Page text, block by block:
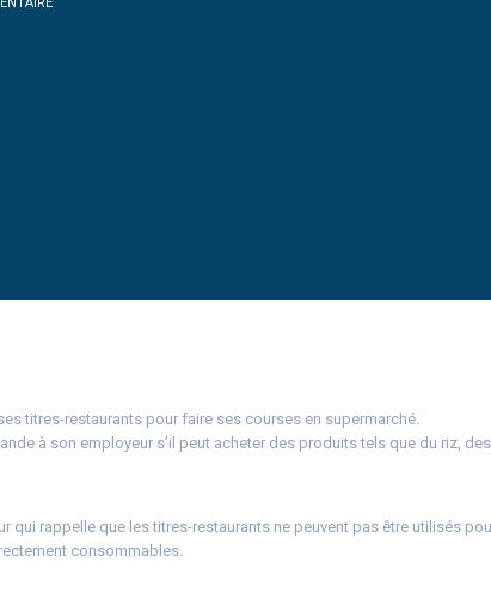
titres-restaurants pour faire ses courses en supermarché.
à son employeur s’il peut acheter des produits tels que du riz,
qui rappelle que les titres-restaurants ne peuvent pas être utilisés
consommables.